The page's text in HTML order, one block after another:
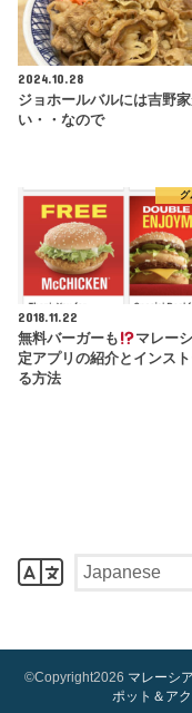
2024.10.28
ジョホールバルには吉野
い・・なので
グ
2018.11.22
無料バーガーも
マレー
定アプリの紹介とインス
る方法
©Copyright2026 マレーシ
ポット＆ア